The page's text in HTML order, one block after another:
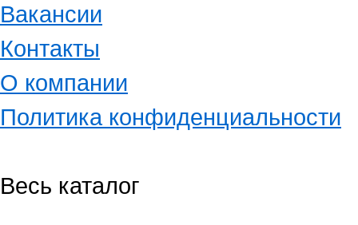
Вакансии
Контакты
О компании
Политика конфиденциальности
Весь каталог